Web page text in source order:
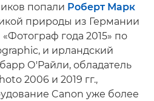
попали Роберт Марк
природы из Германии
года 2015» по
и ирландский
О'Райли, обладатель
2006 и 2019 гг.,
Canon уже более